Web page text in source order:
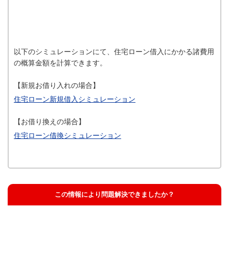
以下のシミュレーションにて、住宅ローン借入にかかる諸費用
の概算金額を計算できます。
【新規お借り入れの場合】
住宅ローン新規借入シミュレーション
【お借り換えの場合】
住宅ローン借換シミュレーション
この情報により問題解決できましたか？